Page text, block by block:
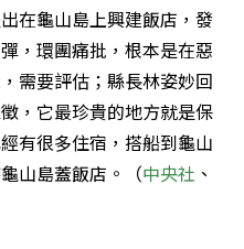
在龜山島上興建飯店，發
，環團痛批，根本是在惡
需要評估；縣長林姿妙回
，它最珍貴的地方就是保
有很多住宿，搭船到龜山
山島蓋飯店。（中央社 、